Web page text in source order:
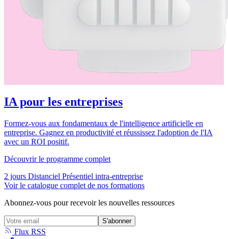
IA pour les entreprises
Formez-vous aux fondamentaux de l'intelligence artificielle en
entreprise. Gagnez en productivité et réussissez l'adoption de l'IA
avec un ROI positif.
Découvrir le programme complet
2 jours Distanciel Présentiel intra-entreprise
Voir le catalogue complet de nos formations
Abonnez-vous pour recevoir les nouvelles ressources
S'abonner
Flux RSS